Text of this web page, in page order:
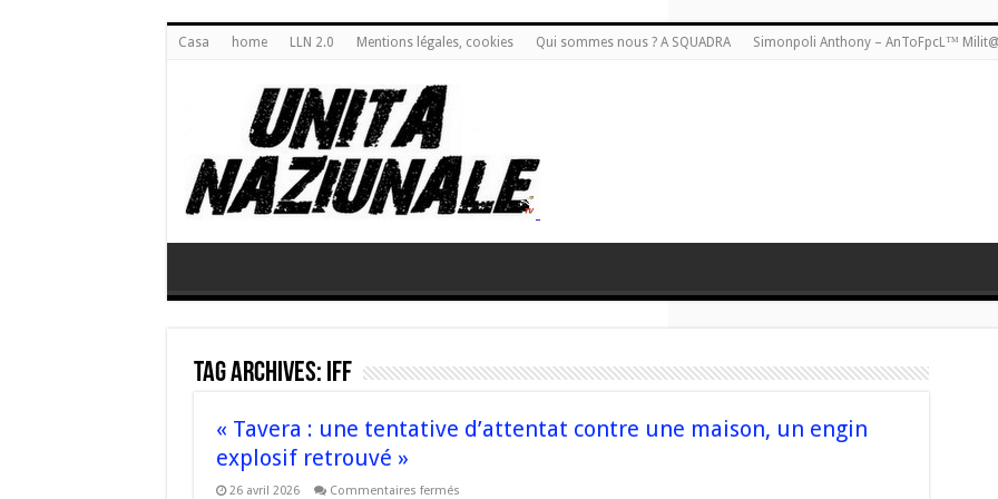
Casa home LLN 2.0 Mentions légales, cookies Qui sommes nous ? A SQUADRA Simonpoli Anthony – AnToFpcL™
Tag Archives: IFF
« Tavera : une tentative d’attentat contre une maison, un engin
explosif retrouvé »
26 avril 2026 Commentaires ferméssur